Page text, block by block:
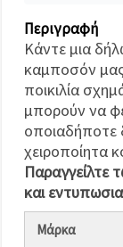
Ρυθμίσεις
Περιγραφή
Κάντε μια
καμποσόν
ποικιλία
μπορούν να
οποιαδήποτε
χειροποίητα
Παραγγείλτε
και
Μάρκα